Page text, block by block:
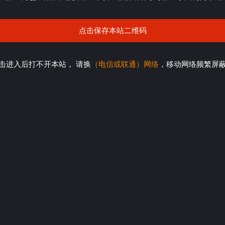
点击保存本站二维码
进入后打不开本站， 请换 （电信或联通）网络 ，移动网络频繁屏